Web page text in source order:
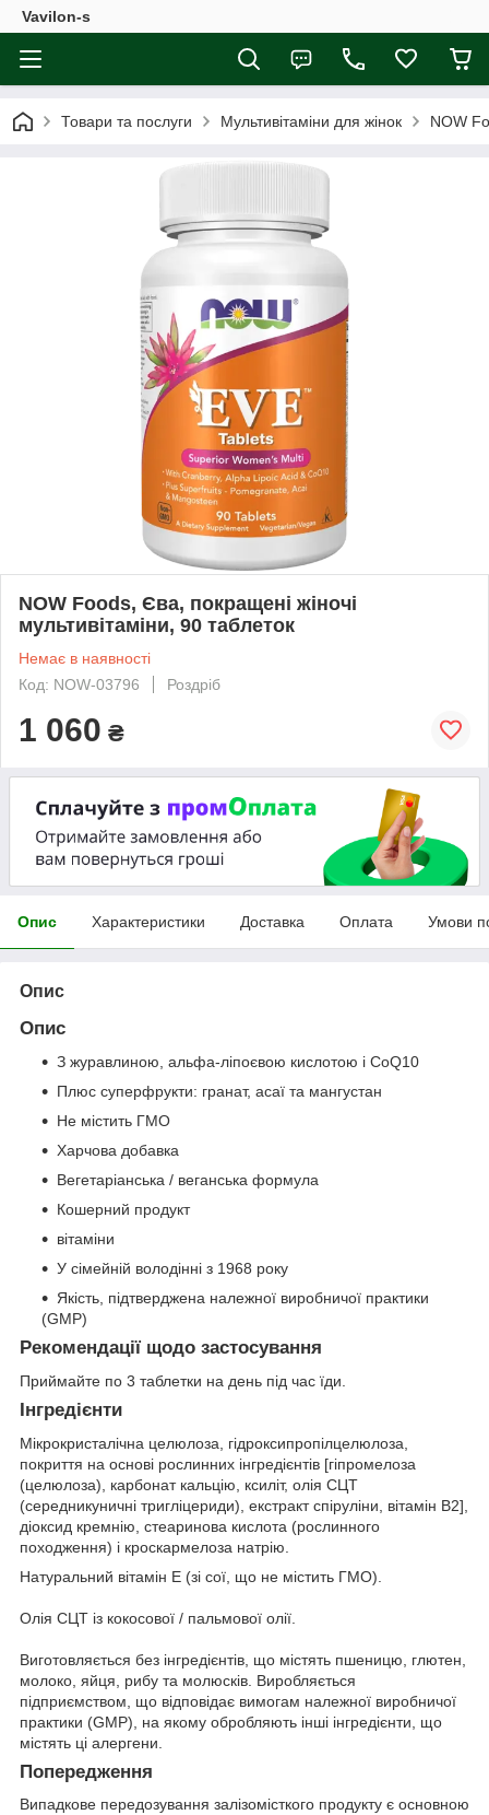
Vavilon-s
Товари та послуги Мультивітаміни для жінок NOW
NOW Foods, Єва, покращені жіночі
мультивітаміни, 90 таблеток
Немає в наявності
Код: NOW-03796
Роздріб
1 060 ₴
Опис Характеристики Доставка Оплата Умови
Опис
Опис
З журавлиною, альфа-ліпоєвою кислотою і CoQ10
Плюс суперфрукти: гранат, асаї та мангустан
Не містить ГМО
Харчова добавка
Вегетаріанська / веганська формула
Кошерний продукт
вітаміни
У сімейній володінні з 1968 року
Якість, підтверджена належної виробничої практики
(GMP)
Рекомендації щодо застосування
Приймайте по 3 таблетки на день під час їди.
Інгредієнти
Мікрокристалічна целюлоза, гідроксипропілцелюлоза,
покриття на основі рослинних інгредієнтів [гіпромелоза
(целюлоза), карбонат кальцію, ксиліт, олія СЦТ
(середникуничні тригліцериди), екстракт спіруліни, вітамін B2],
діоксид кремнію, стеаринова кислота (рослинного
походження) і кроскармелоза натрію.
Натуральний вітамін E (зі сої, що не містить ГМО).
Олія СЦТ із кокосової / пальмової олії.
Виготовляється без інгредієнтів, що містять пшеницю, глютен,
молоко, яйця, рибу та молюсків. Виробляється
підприємством, що відповідає вимогам належної виробничої
практики (GMP), на якому обробляють інші інгредієнти, що
містять ці алергени.
Попередження
Випадкове передозування залізомісткого продукту є основною